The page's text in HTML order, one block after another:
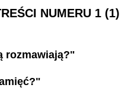
rozmawiają?"
NUMERU 1 (1)